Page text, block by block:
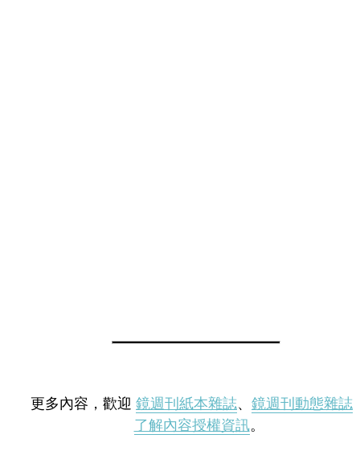
更多內容，歡迎 鏡週刊紙本雜誌、 鏡週刊動態雜誌
了解內容授權資訊。